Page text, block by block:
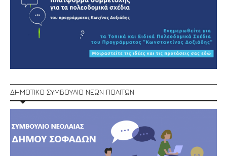
ΔΗΜΟΤΙΚΟ ΣΥΜΒΟΥΛΙΟ ΝΕΩΝ ΠΟΛΙΤΩΝ